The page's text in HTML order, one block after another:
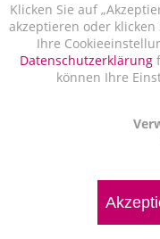
Klicken Sie auf
akzeptieren oder
Ihre
Datenschutzerklärung
können Ihre